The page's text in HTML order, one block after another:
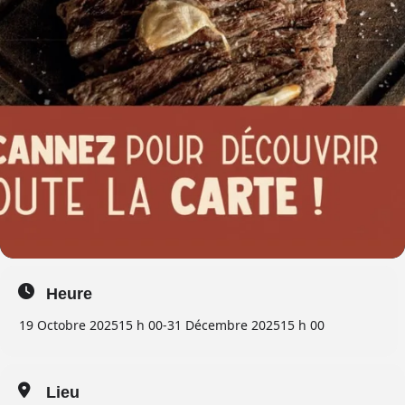
Heure
19 Octobre 202515 h 00-31 Décembre 202515 h 00
Lieu